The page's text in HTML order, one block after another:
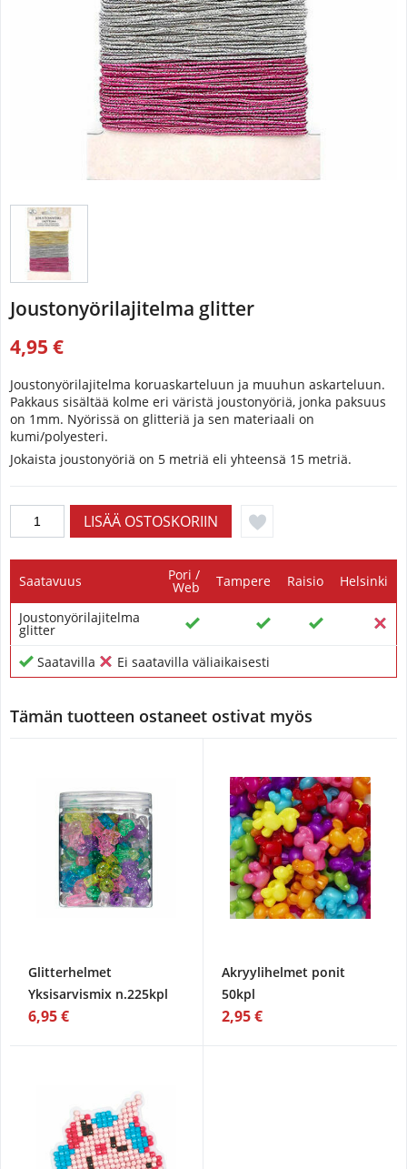
Joustonyörilajitelma glitter
4,95 €
Joustonyörilajitelma koruaskarteluun ja muuhun askarteluun.
Pakkaus sisältää kolme eri väristä joustonyöriä, jonka paksuus
on 1mm. Nyörissä on glitteriä ja sen materiaali on
kumi/polyesteri.
Jokaista joustonyöriä on 5 metriä eli yhteensä 15 metriä.
Saatavuus Pori /
Web Tampere Raisio Helsinki
Joustonyörilajitelma
glitter
Saatavilla
Ei saatavilla väliaikaisesti
Tämän tuotteen ostaneet ostivat myös
Glitterhelmet
Yksisarvismix n.225kpl
6,95 €
Akryylihelmet ponit
50kpl
2,95 €